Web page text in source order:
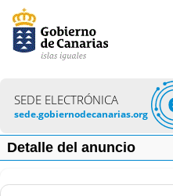
SEDE ELECTRÓNICA
sede.gobiernodecanarias.org
Detalle del anuncio